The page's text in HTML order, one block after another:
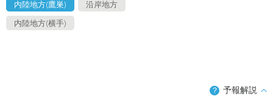
内陸地方(鷹巣) 沿岸地方
内陸地方(横手)
？ 予報解説